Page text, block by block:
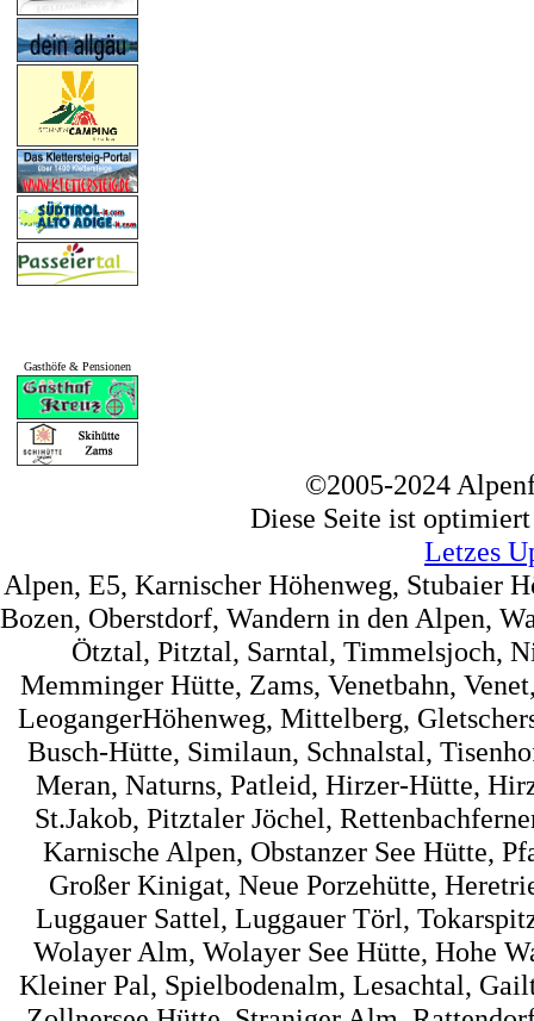
Gasthöfe & Pensionen
©2005-2024
Diese Seite ist
Letzes
Alpen, E5, Karnischer Höhenweg, Stubaier
Bozen, Oberstdorf, Wandern in den Alpen,
Ötztal, Pitztal, Sarntal, Timmelsjoch,
Memminger Hütte, Zams, Venetbahn,
LeogangerHöhenweg, Mittelberg,
Busch-Hütte, Similaun, Schnalstal,
Meran, Naturns, Patleid, Hirzer-Hütte,
St.Jakob, Pitztaler Jöchel,
Karnische Alpen, Obstanzer See Hütte,
Großer Kinigat, Neue Porzehütte,
Luggauer Sattel, Luggauer Törl,
Wolayer Alm, Wolayer See Hütte, Hohe
Kleiner Pal, Spielbodenalm, Lesachtal,